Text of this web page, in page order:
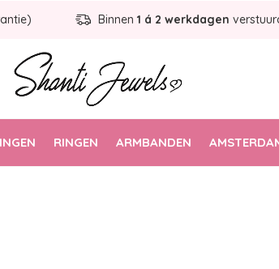
RINGEN ARMBANDEN
Binnen 1 á 2 werkdagen